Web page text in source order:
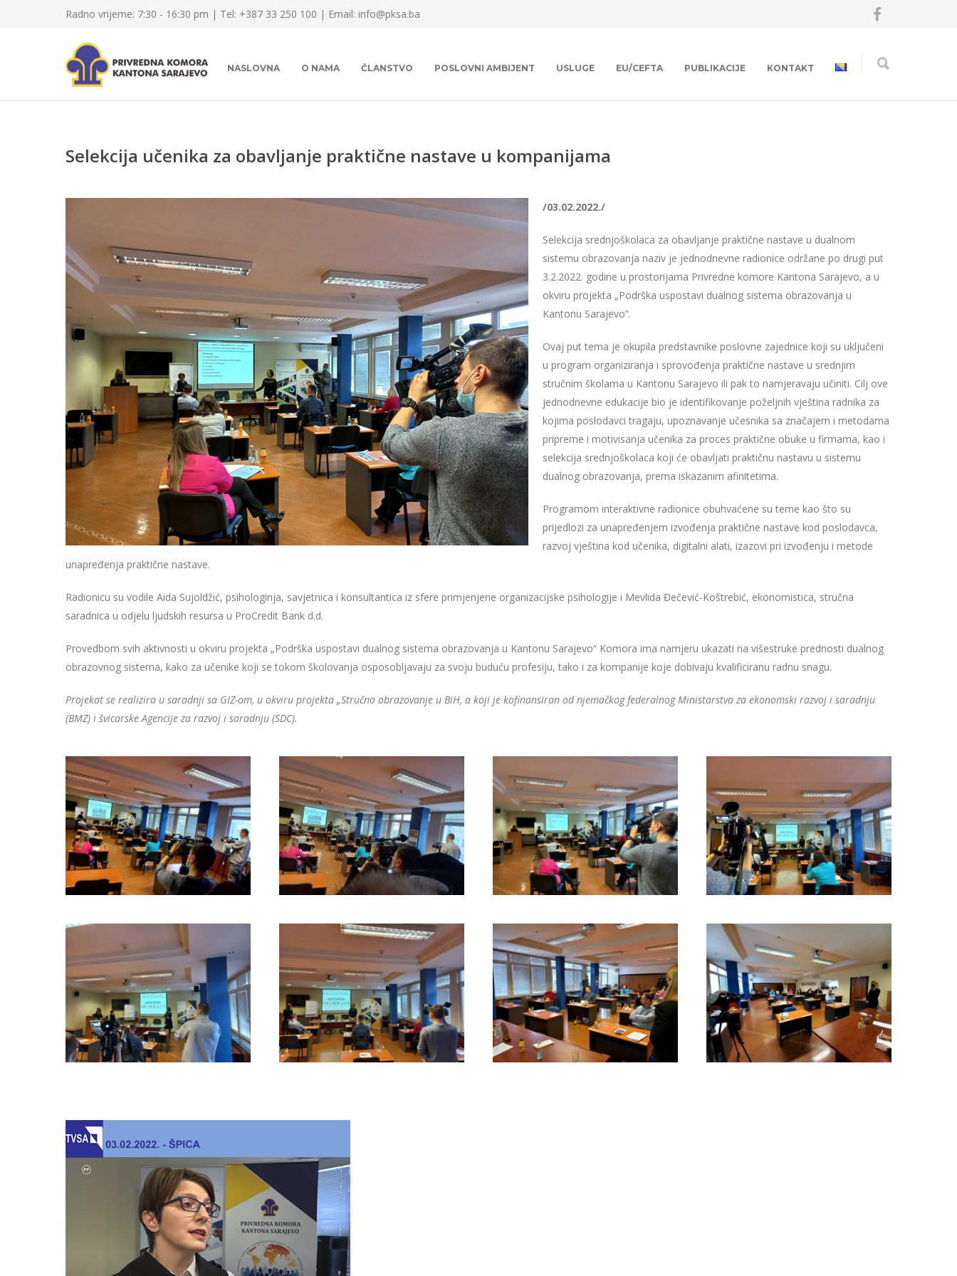
Radno vrijeme: 7:30 - 16:30 pm | Tel: +387 33 250 100 | Email: info@pksa.ba
NASLOVNA O NAMA ČLANSTVO POSLOVNI AMBIJENT USLUGE EU/CEFTA PUBLIKACIJE KONTAKT
Selekcija učenika za obavljanje praktične nastave u kompanijama
/03.02.2022./
Selekcija srednjoškolaca za obavljanje praktične nastave u dualnom
sistemu obrazovanja naziv je jednodnevne radionice održane po drugi put
3.2.2022. godine u prostorijama Privredne komore Kantona Sarajevo, a u
okviru projekta „Podrška uspostavi dualnog sistema obrazovanja u
Kantonu Sarajevo“.
Ovaj put tema je okupila predstavnike poslovne zajednice koji su uključeni
u program organiziranja i sprovođenja praktične nastave u srednjim
stručnim školama u Kantonu Sarajevo ili pak to namjeravaju učiniti. Cilj ove
jednodnevne edukacije bio je identifikovanje poželjnih vještina radnika za
kojima poslodavci tragaju, upoznavanje učesnika sa značajem i metodama
pripreme i motivisanja učenika za proces praktične obuke u firmama, kao i
selekcija srednjoškolaca koji će obavljati praktičnu nastavu u sistemu
dualnog obrazovanja, prema iskazanim afinitetima.
Programom interaktivne radionice obuhvaćene su teme kao što su
prijedlozi za unapređenjem izvođenja praktične nastave kod poslodavca,
razvoj vještina kod učenika, digitalni alati, izazovi pri izvođenju i metode
unapređenja praktične nastave.
Radionicu su vodile Aida Sujoldžić, psihologinja, savjetnica i konsultantica iz sfere primjenjene organizacijske psihologije i Mevlida Đečević-Koštrebić, ekonomistica, stručna
saradnica u odjelu ljudskih resursa u ProCredit Bank d.d.
Provedbom svih aktivnosti u okviru projekta „Podrška uspostavi dualnog sistema obrazovanja u Kantonu Sarajevo“ Komora ima namjeru ukazati na višestruke prednosti dualnog
obrazovnog sistema, kako za učenike koji se tokom školovanja osposobljavaju za svoju buduću profesiju, tako i za kompanije koje dobivaju kvalificiranu radnu snagu.
Projekat se realizira u saradnji sa GIZ-om, u okviru projekta „Stručno obrazovanje u BiH, a koji je kofinansiran od njemačkog federalnog Ministarstva za ekonomski razvoj i saradnju
(BMZ) i švicarske Agencije za razvoj i saradnju (SDC).